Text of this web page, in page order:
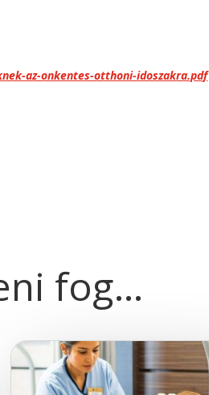
az-onkentes-otthoni-idoszakra.pdf
fog…